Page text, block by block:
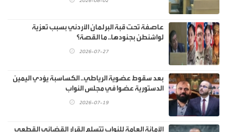
عاصفة تحت قبة البرلمان الأردني بسبب تعزية
لواشنطن بجنودها.. ما القصة؟
2026-07-27
بعد سقوط عضوية الرياطي.. الكساسبة يؤدي اليمين
الدستورية عضوا في مجلس النواب
2026-07-19
الأمانة العامة للنواب تتسلم القرار القضائي القطعي